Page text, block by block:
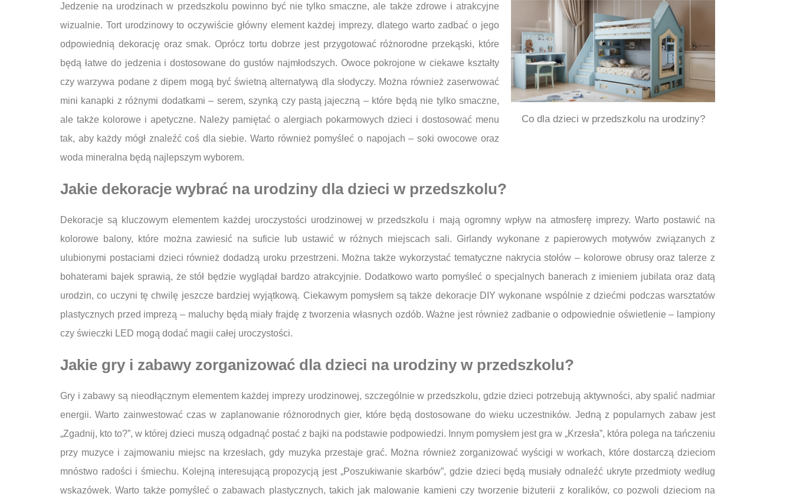
Co dla dzieci w przedszkolu na urodziny?
Jedzenie na urodzinach w przedszkolu powinno być nie tylko smaczne, ale także zdrowe i atrakcyjne
wizualnie. Tort urodzinowy to oczywiście główny element każdej imprezy, dlatego warto zadbać o jego
odpowiednią dekorację oraz smak. Oprócz tortu dobrze jest przygotować różnorodne przekąski, które
będą łatwe do jedzenia i dostosowane do gustów najmłodszych. Owoce pokrojone w ciekawe kształty
czy warzywa podane z dipem mogą być świetną alternatywą dla słodyczy. Można również zaserwować
mini kanapki z różnymi dodatkami – serem, szynką czy pastą jajeczną – które będą nie tylko smaczne,
ale także kolorowe i apetyczne. Należy pamiętać o alergiach pokarmowych dzieci i dostosować menu
tak, aby każdy mógł znaleźć coś dla siebie. Warto również pomyśleć o napojach – soki owocowe oraz
woda mineralna będą najlepszym wyborem.
Jakie dekoracje wybrać na urodziny dla dzieci w przedszkolu?
Dekoracje są kluczowym elementem każdej uroczystości urodzinowej w przedszkolu i mają ogromny wpływ na atmosferę imprezy. Warto postawić na
kolorowe balony, które można zawiesić na suficie lub ustawić w różnych miejscach sali. Girlandy wykonane z papierowych motywów związanych z
ulubionymi postaciami dzieci również dodadzą uroku przestrzeni. Można także wykorzystać tematyczne nakrycia stołów – kolorowe obrusy oraz talerze z
bohaterami bajek sprawią, że stół będzie wyglądał bardzo atrakcyjnie. Dodatkowo warto pomyśleć o specjalnych banerach z imieniem jubilata oraz datą
urodzin, co uczyni tę chwilę jeszcze bardziej wyjątkową. Ciekawym pomysłem są także dekoracje DIY wykonane wspólnie z dziećmi podczas warsztatów
plastycznych przed imprezą – maluchy będą miały frajdę z tworzenia własnych ozdób. Ważne jest również zadbanie o odpowiednie oświetlenie – lampiony
czy świeczki LED mogą dodać magii całej uroczystości.
Jakie gry i zabawy zorganizować dla dzieci na urodziny w przedszkolu?
Gry i zabawy są nieodłącznym elementem każdej imprezy urodzinowej, szczególnie w przedszkolu, gdzie dzieci potrzebują aktywności, aby spalić nadmiar
energii. Warto zainwestować czas w zaplanowanie różnorodnych gier, które będą dostosowane do wieku uczestników. Jedną z popularnych zabaw jest
„Zgadnij, kto to?”, w której dzieci muszą odgadnąć postać z bajki na podstawie podpowiedzi. Innym pomysłem jest gra w „Krzesła”, która polega na tańczeniu
przy muzyce i zajmowaniu miejsc na krzesłach, gdy muzyka przestaje grać. Można również zorganizować wyścigi w workach, które dostarczą dzieciom
mnóstwo radości i śmiechu. Kolejną interesującą propozycją jest „Poszukiwanie skarbów”, gdzie dzieci będą musiały odnaleźć ukryte przedmioty według
wskazówek. Warto także pomyśleć o zabawach plastycznych, takich jak malowanie kamieni czy tworzenie biżuterii z koralików, co pozwoli dzieciom na